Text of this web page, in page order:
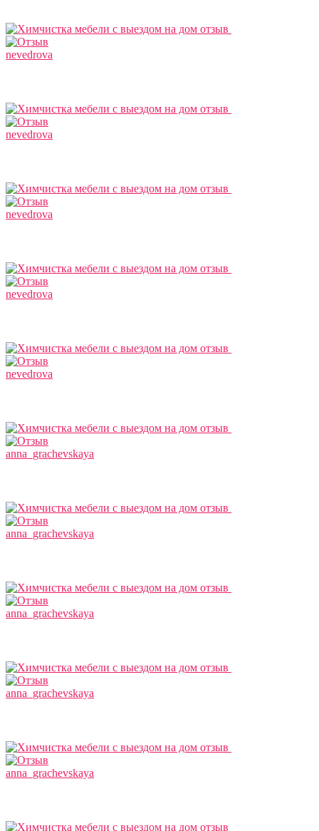
nevedrova
nevedrova
nevedrova
nevedrova
nevedrova
anna_grachevskaya
anna_grachevskaya
anna_grachevskaya
anna_grachevskaya
anna_grachevskaya